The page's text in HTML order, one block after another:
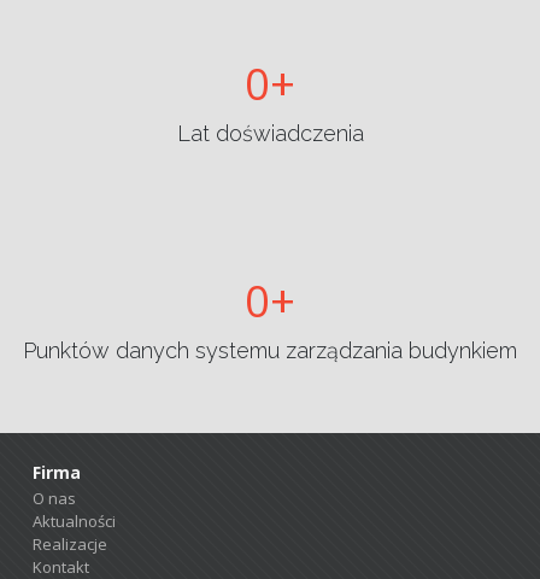
0
Lat doświadczenia
0
Punktów danych systemu zarządzania budynkiem
Firma
O nas
Aktualności
Realizacje
Kontakt